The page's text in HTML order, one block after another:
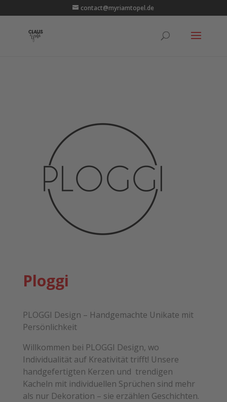
contact@myriamtopel.de
Ploggi
PLOGGI Design – Handgemachte Unikate mit
Persönlichkeit
Willkommen bei PLOGGI Design, wo
Individualität auf Kreativität trifft! Unsere
handgefertigten Kerzen und trendigen
Kacheln mit individuellen Sprüchen sind mehr
als nur Dekoration – sie erzählen Geschichten.